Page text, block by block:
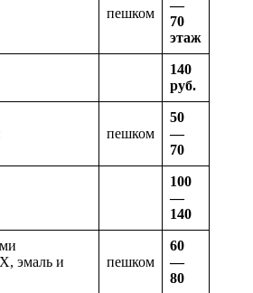
пешком
—
70
этаж
140
руб.
пешком
50
—
70
100
—
140
эмаль и
пешком
60
—
80